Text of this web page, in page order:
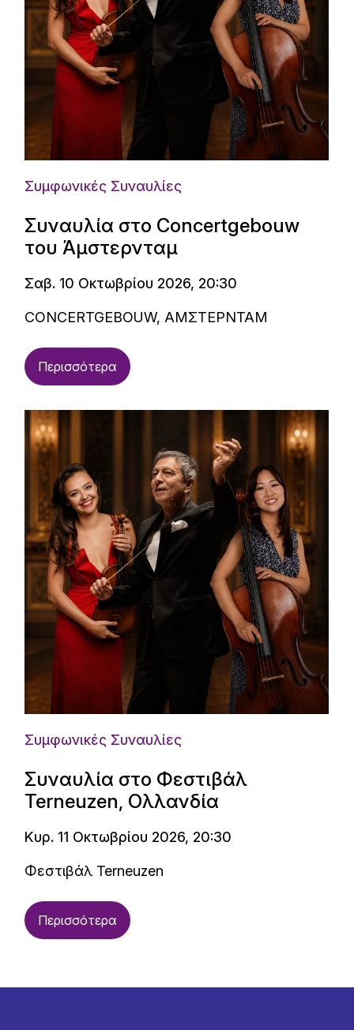
Συμφωνικές Συναυλίες
Συναυλία στο Concertgebouw
του Άμστερνταμ
Σαβ. 10 Οκτωβρίου 2026, 20:30
CONCERTGEBOUW, ΑΜΣΤΕΡΝΤΑΜ
Περισσότερα
Συμφωνικές Συναυλίες
Συναυλία στο Φεστιβάλ
Terneuzen, Ολλανδία
Κυρ. 11 Οκτωβρίου 2026, 20:30
Φεστιβάλ Terneuzen
Περισσότερα